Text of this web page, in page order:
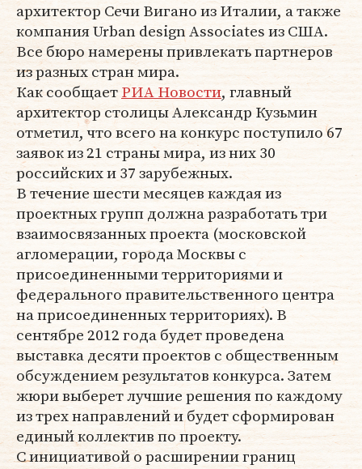
архитектор Сечи Вигано из Италии, а также
компания Urban design Associates из США.
Все бюро намерены привлекать партнеров
из разных стран мира.
Как сообщаетРИА Новости, главный
архитектор столицы Александр Кузьмин
отметил, что всего на конкурс поступило 67
заявок из 21 страны мира, из них 30
российских и 37 зарубежных.
В течение шести месяцев каждая из
проектных групп должна разработать три
взаимосвязанных проекта (московской
агломерации, города Москвы с
присоединенными территориями и
федерального правительственного центра
на присоединенных территориях). В
сентябре 2012 года будет проведена
выставка десяти проектов с общественным
обсуждением результатов конкурса. Затем
жюри выберет лучшие решения по каждому
из трех направлений и будет сформирован
единый коллектив по проекту.
С инициативой о расширении границ